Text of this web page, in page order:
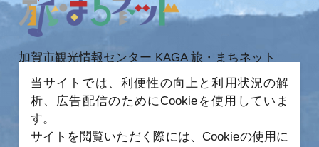
加賀市観光情報センター KAGA 旅・まちネット
〒922-0423
石川県加賀市作見町ヲ6-2 JR 加賀温泉駅内
TEL 0761-72-6678
当サイトでは、利便性の向上と利用状況の解
析、広告配信のためにCookieを使用していま
す。
サイトを閲覧いただく際には、Cookieの使用に